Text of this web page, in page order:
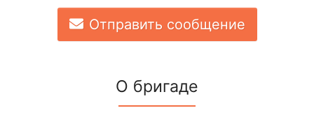
Отправить сообщение
О бригаде